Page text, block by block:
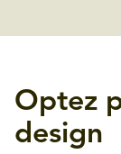
Optez
design